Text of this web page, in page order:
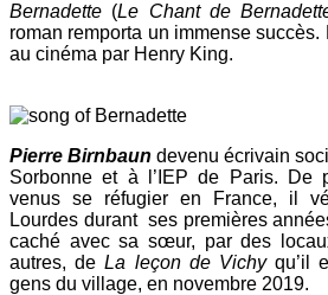
Bernadette (Le Chant de
roman remporta un immense
au cinéma par Henry King.
Pierre Birnbaun devenu écrivain
Sorbonne et à l’IEP de Paris. De
venus se réfugier en France, il
Lourdes durant ses premières
caché avec sa sœur, par des
autres, deLa leçon de Vichyqu’il
gens du village, en novembre 2019.